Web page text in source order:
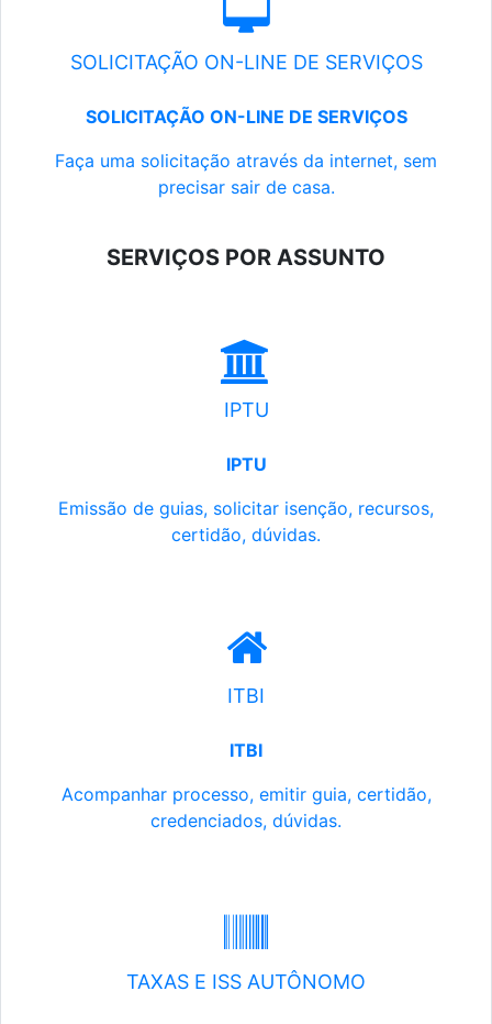
SOLICITAÇÃO ON-LINE DE SERVIÇOS
SOLICITAÇÃO ON-LINE DE SERVIÇOS
Faça uma solicitação através da internet, sem
precisar sair de casa.
SERVIÇOS POR ASSUNTO
IPTU
IPTU
Emissão de guias, solicitar isenção, recursos,
certidão, dúvidas.
ITBI
ITBI
Acompanhar processo, emitir guia, certidão,
credenciados, dúvidas.
TAXAS E ISS AUTÔNOMO